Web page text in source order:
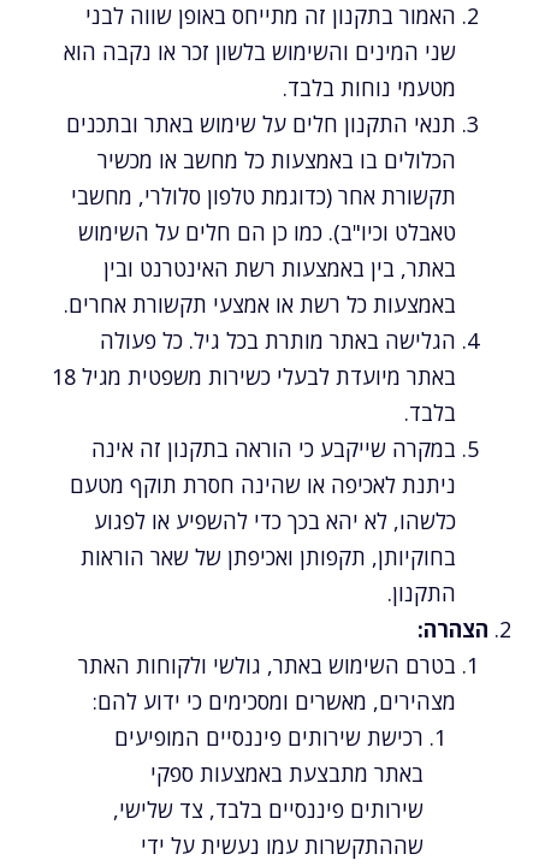
האמור בתקנון זה מתייחס באופן שווה לבני
שני המינים והשימוש בלשון זכר או נקבה הוא
מטעמי נוחות בלבד.
תנאי התקנון חלים על שימוש באתר ובתכנים
הכלולים בו באמצעות כל מחשב או מכשיר
תקשורת אחר (כדוגמת טלפון סלולרי, מחשבי
טאבלט וכיו"ב). כמו כן הם חלים על השימוש
באתר, בין באמצעות רשת האינטרנט ובין
באמצעות כל רשת או אמצעי תקשורת אחרים.
הגלישה באתר מותרת בכל גיל. כל פעולה
באתר מיועדת לבעלי כשירות משפטית מגיל 18
בלבד.
במקרה שייקבע כי הוראה בתקנון זה אינה
ניתנת לאכיפה או שהינה חסרת תוקף מטעם
כלשהו, לא יהא בכך כדי להשפיע או לפגוע
בחוקיותן, תקפותן ואכיפתן של שאר הוראות
התקנון.
הצהרה:
בטרם השימוש באתר, גולשי ולקוחות האתר
מצהירים, מאשרים ומסכימים כי ידוע להם:
רכישת שירותים פיננסיים המופיעים
באתר מתבצעת באמצעות ספקי
שירותים פיננסיים בלבד, צד שלישי,
שההתקשרות עמו נעשית על ידי